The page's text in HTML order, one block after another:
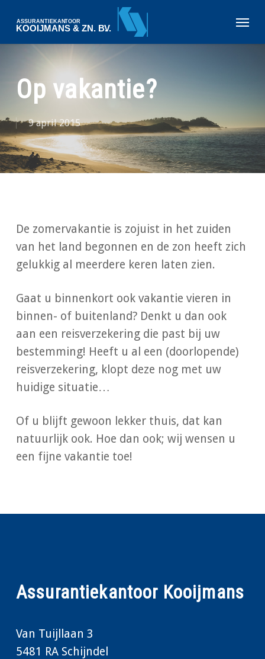
main
Op vakantie?
9 april 2015
De zomervakantie is zojuist in het zuiden
van het land begonnen en de zon heeft zich
gelukkig al meerdere keren laten zien.
Gaat u binnenkort ook vakantie vieren in
binnen- of buitenland? Denkt u dan ook
aan een reisverzekering die past bij uw
bestemming! Heeft u al een (doorlopende)
reisverzekering, klopt deze nog met uw
huidige situatie…
Of u blijft gewoon lekker thuis, dat kan
natuurlijk ook. Hoe dan ook; wij wensen u
een fijne vakantie toe!
Assurantiekantoor Kooijmans
Van Tuijllaan 3
5481 RA Schijndel